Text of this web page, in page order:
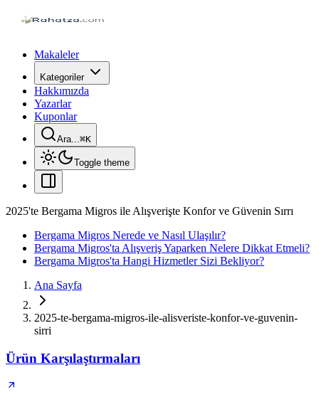
Makaleler
Kategoriler
Hakkımızda
Yazarlar
Kuponlar
Ara...⌘K
Toggle theme
2025'te Bergama Migros ile Alışverişte Konfor ve Güvenin Sırrı
Bergama Migros Nerede ve Nasıl Ulaşılır?
Bergama Migros'ta Alışveriş Yaparken Nelere Dikkat Etmeli?
Bergama Migros'ta Hangi Hizmetler Sizi Bekliyor?
Ana Sayfa
2025-te-bergama-migros-ile-alisveriste-konfor-ve-guvenin-
sirri
Ürün Karşılaştırmaları